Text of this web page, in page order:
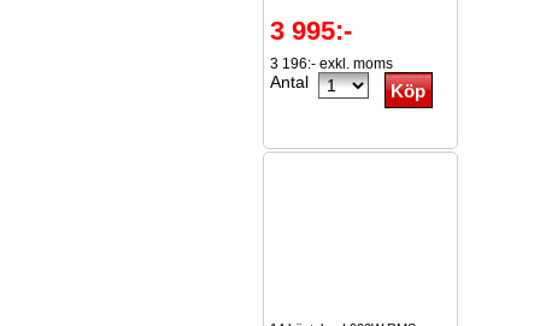
3 995:-
3 196:- exkl. moms
Antal